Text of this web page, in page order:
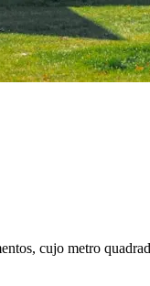
cujo metro